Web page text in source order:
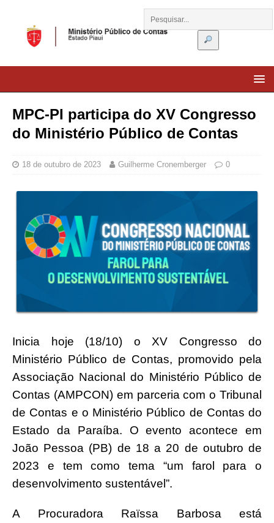
MPC-PI participa do XV Congresso
do Ministério Público de Contas
18 de outubro de 2023 Guilherme Cronemberger 0
Inicia hoje (18/10) o XV Congresso do
Ministério Público de Contas, promovido pela
Associação Nacional do Ministério Público de
Contas (AMPCON) em parceria com o Tribunal
de Contas e o Ministério Público de Contas do
Estado da Paraíba. O evento acontece em
João Pessoa (PB) de 18 a 20 de outubro de
2023 e tem como tema “um farol para o
desenvolvimento sustentável”.
A Procuradora Raïssa Barbosa está